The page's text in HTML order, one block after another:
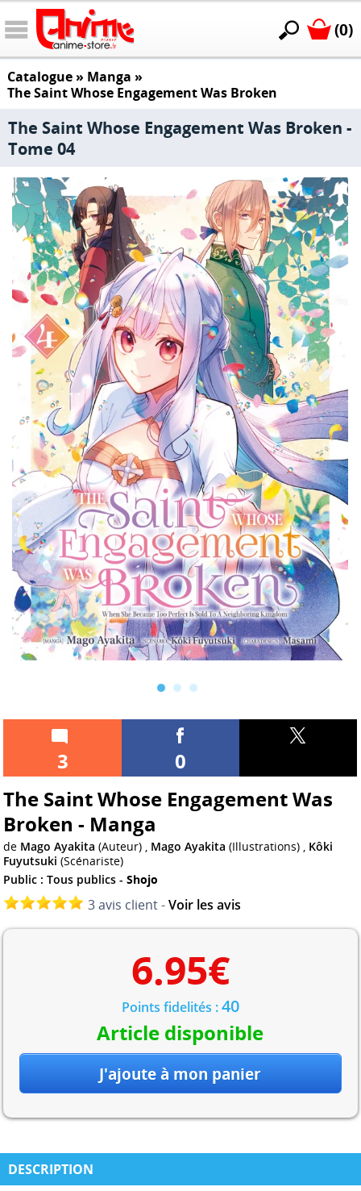
(0)
Catalogue» Manga »
The Saint Whose Engagement Was Broken
The Saint Whose Engagement Was Broken -
Tome 04
3
0
The Saint Whose Engagement Was
Broken - Manga
de Mago Ayakita (Auteur) , Mago Ayakita (Illustrations) , Kôki
Fuyutsuki (Scénariste)
Public : Tous publics -Shojo
3 avis client -Voir les avis
6.95€
Points fidelités :40
Article disponible
DESCRIPTION